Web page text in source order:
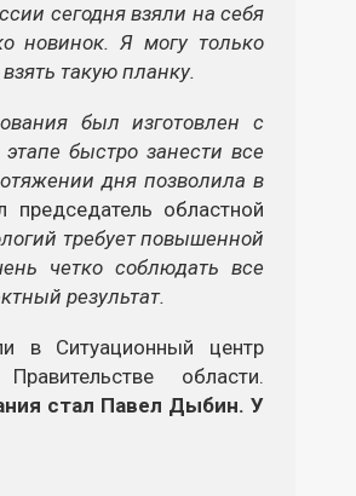
сегодня взяли на себя
новинок. Я могу только
такую планку.
был изготовлен с
быстро занести все
дня позволила в
областной
требует повышенной
четко соблюдать все
результат.
в Ситуационный центр
области.
стал Павел Дыбин. У